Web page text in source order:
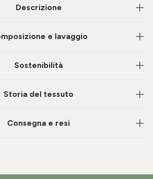
Descrizione
e lavaggio
Sostenibilità
Storia del tessuto
Consegna e resi